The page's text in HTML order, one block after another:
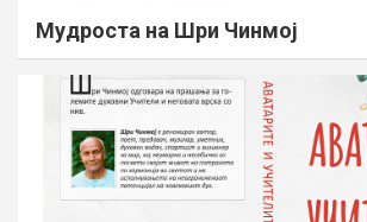
Мудроста на Шри Чинмој